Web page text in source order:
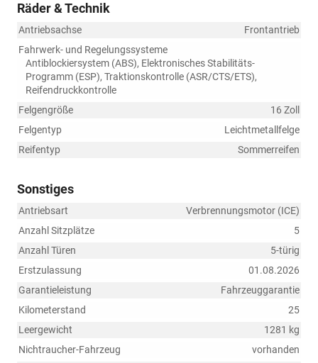
Räder & Technik
Antriebsachse
Frontantrieb
Fahrwerk- und Regelungssysteme
Antiblockiersystem (ABS), Elektronisches Stabilitäts-
Programm (ESP), Traktionskontrolle (ASR/CTS/ETS),
Reifendruckkontrolle
Felgengröße
16 Zoll
Felgentyp
Leichtmetallfelge
Reifentyp
Sommerreifen
Sonstiges
Antriebsart
Verbrennungsmotor (ICE)
Anzahl Sitzplätze
5
Anzahl Türen
5-türig
Erstzulassung
01.08.2026
Garantieleistung
Fahrzeuggarantie
Kilometerstand
25
Leergewicht
1281 kg
Nichtraucher-Fahrzeug
vorhanden